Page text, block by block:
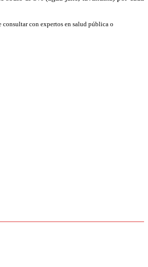
consultar con expertos en salud pública o